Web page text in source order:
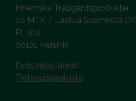
Inhemska Trädgårdsprodukter
co MTK / Laatua Suomesta OY
PL 510
00101 Helsinki
Evästekäytännöt
Tietosuojaseloste